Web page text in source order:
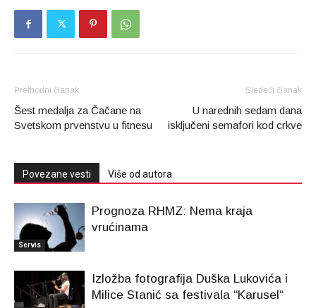
Prethodni članak
Šest medalja za Čačane na
Svetskom prvenstvu u fitnesu
Sledeći članak
U narednih sedam dana
isključeni semafori kod crkve
Povezane vesti Više od autora
Servis
Prognoza RHMZ: Nema kraja
vrućinama
Izložba fotografija Duška Lukovića i
Milice Stanić sa festivala “Karusel“